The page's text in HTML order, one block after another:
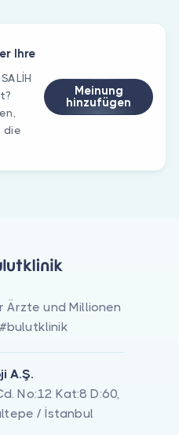
Ihre
die
Meinung
hinzufügen
Ärzte und Millionen
A.Ş.
No:12 Kat:8 D:60,
/ İstanbul